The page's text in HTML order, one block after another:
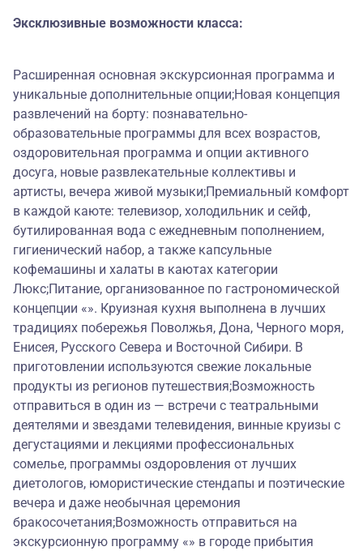
Эксклюзивные возможности класса:
Расширенная основная экскурсионная программа и
уникальные дополнительные опции;Новая концепция
развлечений на борту: познавательно-
образовательные программы для всех возрастов,
оздоровительная программа и опции активного
досуга, новые развлекательные коллективы и
артисты, вечера живой музыки;Премиальный комфорт
в каждой каюте: телевизор, холодильник и сейф,
бутилированная вода с ежедневным пополнением,
гигиенический набор, а также капсульные
кофемашины и халаты в каютах категории
Люкс;Питание, организованное по гастрономической
концепции «». Круизная кухня выполнена в лучших
традициях побережья Поволжья, Дона, Черного моря,
Енисея, Русского Севера и Восточной Сибири. В
приготовлении используются свежие локальные
продукты из регионов путешествия;Возможность
отправиться в один из — встречи с театральными
деятелями и звездами телевидения, винные круизы с
дегустациями и лекциями профессиональных
сомелье, программы оздоровления от лучших
диетологов, юмористические стендапы и поэтические
вечера и даже необычная церемония
бракосочетания;Возможность отправиться на
экскурсионную программу «» в городе прибытия